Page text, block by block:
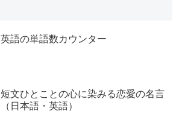
英語の単語数カウンター
短文ひとことの心に染みる恋愛の名言
（日本語・英語）